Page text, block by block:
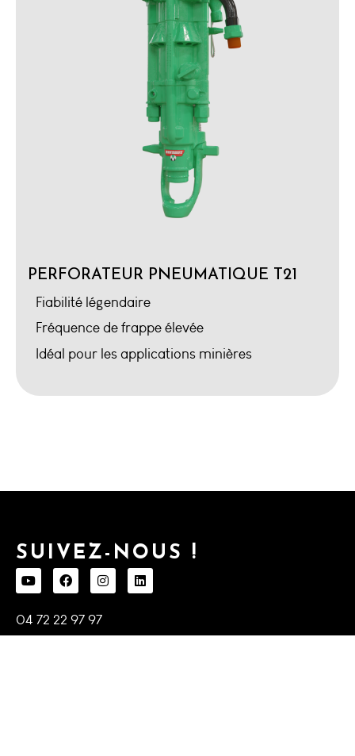
PERFORATEUR PNEUMATIQUE T21
Fiabilité légendaire
Fréquence de frappe élevée
Idéal pour les applications minières
04 72 22 97 97
infofr@montabert.com
SUIVEZ-NOUS !